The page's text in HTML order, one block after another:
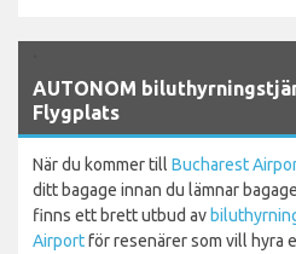
AUTONOM
Flygplats
När du kommer till Bucharest
ditt bagage innan du lämnar
finns ett brett utbud av
Airportför resenärer som vill hyra